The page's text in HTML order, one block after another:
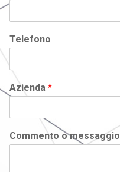
Telefono
Azienda *
Commento o messaggio